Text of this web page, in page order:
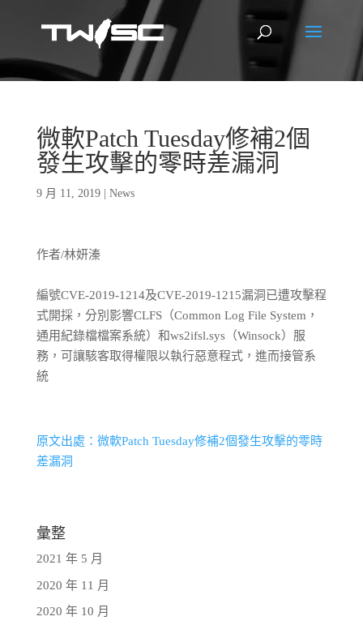
微軟Patch Tuesday修補2個
發生攻擊的零時差漏洞
9 月 11, 2019| News
作者/林妍溱
編號CVE-2019-1214及CVE-2019-1215漏洞已遭攻擊程
式開採，分別影響CLFS（Common Log File System，
通用紀錄檔檔案系統）和ws2ifsl.sys（Winsock）服
務，可讓駭客取得權限以執行惡意程式，進而接管系
統
原文出處：微軟Patch Tuesday修補2個發生攻擊的零時
差漏洞
彙整
2021 年 5 月
2020 年 11 月
2020 年 10 月